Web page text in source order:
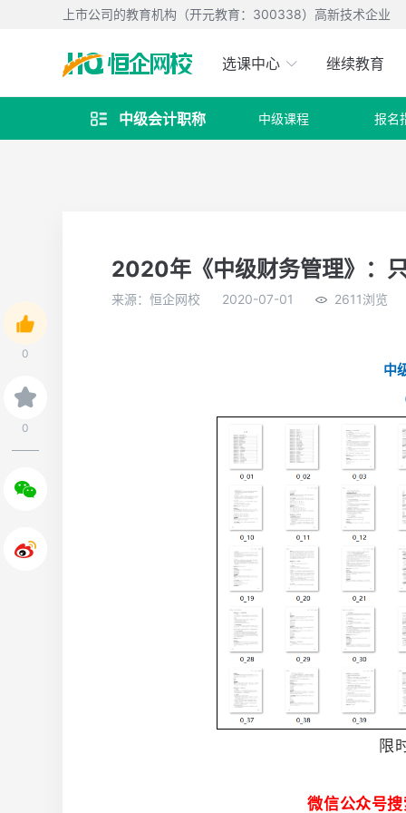
上市公司的教育机构（开元教育：300338）高新技术企业
选课中心 继续教育
 中级会计职称 中级课程 报名
0
0
2020年《中级财务管理》：
来源：恒企网校 2020-07-01 2611浏览
中
限
微信公众号